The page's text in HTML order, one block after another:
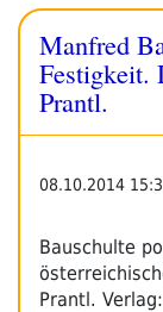
Frankfurter
Buchmesse
2014
–
Pressetext“
Manfred
Festigkeit.
Prantl.
08.10.2014
Bauschulte
Prantl.